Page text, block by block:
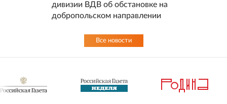
дивизии ВДВ об обстановке на
добропольском направлении
Все новости